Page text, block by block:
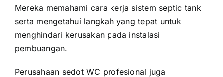
Mereka memahami cara kerja sistem septic tank
serta mengetahui langkah yang tepat untuk
menghindari kerusakan pada instalasi
pembuangan.
Perusahaan sedot WC profesional juga